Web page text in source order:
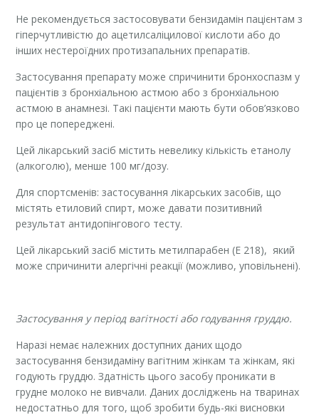
Не рекомендується застосовувати бензидамін пацієнтам з
гіперчутливістю до ацетилсаліцилової кислоти або до
інших нестероїдних протизапальних препаратів.
Застосування препарату може спричинити бронхоспазм у
пацієнтів з бронхіальною астмою або з бронхіальною
астмою в анамнезі. Такі пацієнти мають бути обов’язково
про це попереджені.
Цей лікарський засіб містить невелику кількість етанолу
(алкоголю), менше 100 мг/дозу.
Для спортсменів: застосування лікарських засобів, що
містять етиловий спирт, може давати позитивний
результат антидопінгового тесту.
Цей лікарський засіб містить метилпарабен (Е 218), який
може спричинити алергічні реакції (можливо, уповільнені).
Застосування у період вагітності або годування груддю.
Наразі немає належних доступних даних щодо
застосування бензидаміну вагітним жінкам та жінкам, які
годують груддю. Здатність цього засобу проникати в
грудне молоко не вивчали. Даних досліджень на тваринах
недостатньо для того, щоб зробити будь-які висновки